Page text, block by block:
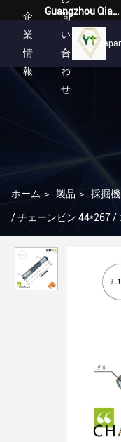
Guangzhou Qianyuan Construction Machinery Co,.LTD
企
業
情
報
問
い
合
わ
せ
ホーム > 製品 > 採掘
/ チェーンピン 44*267 /